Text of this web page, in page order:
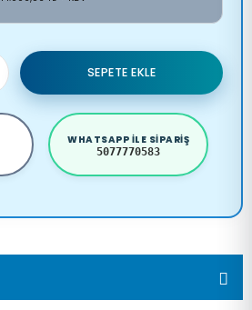
SEPETE EKLE
WHATSAPP ILE SIPARIŞ
5077770583